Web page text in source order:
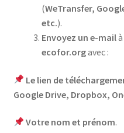
(WeTransfer,
etc.).
Envoyez un e-mailà
ecofor.orgavec :
Le lien de
Google Drive, Dropbox,
Votre nom et prénom.